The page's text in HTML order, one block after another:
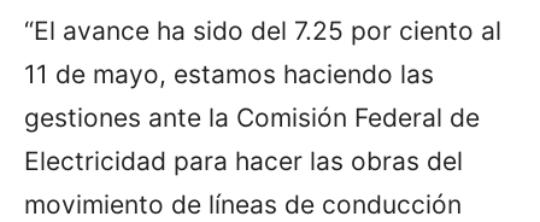
“El avance ha sido del 7.25 por ciento al
11 de mayo, estamos haciendo las
gestiones ante la Comisión Federal de
Electricidad para hacer las obras del
movimiento de líneas de conducción